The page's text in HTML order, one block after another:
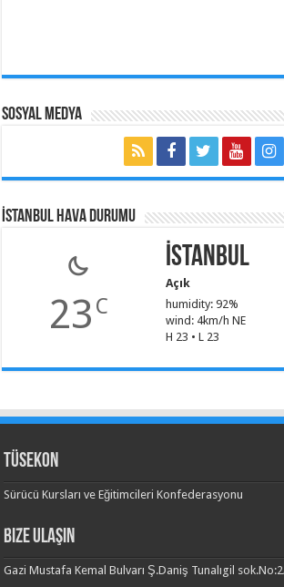
Sosyal Medya
İSTANBUL HAVA DURUMU
23 C
İstanbul
Açık
humidity: 92%
wind: 4km/h NE
H 23 • L 23
TÜSEKON
Sürücü Kursları ve Eğitimcileri Konfederasyonu
Bize Ulaşın
Gazi Mustafa Kemal Bulvarı Ş.Daniş Tunalıgil